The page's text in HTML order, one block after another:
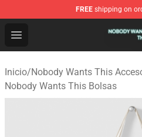
FREE shipping on
Open menu
Nobody Wants This Shop
Inicio/Nobody Wants This
Nobody Wants This Bolsas